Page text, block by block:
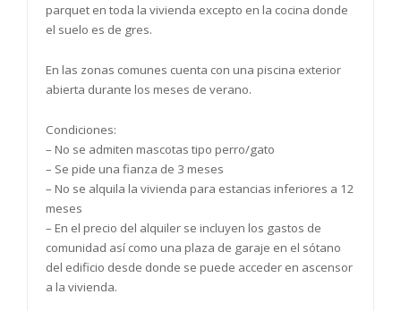
parquet en toda la vivienda excepto en la cocina donde
el suelo es de gres.
En las zonas comunes cuenta con una piscina exterior
abierta durante los meses de verano.
Condiciones:
– No se admiten mascotas tipo perro/gato
– Se pide una fianza de 3 meses
– No se alquila la vivienda para estancias inferiores a 12
meses
– En el precio del alquiler se incluyen los gastos de
comunidad así como una plaza de garaje en el sótano
del edificio desde donde se puede acceder en ascensor
a la vivienda.